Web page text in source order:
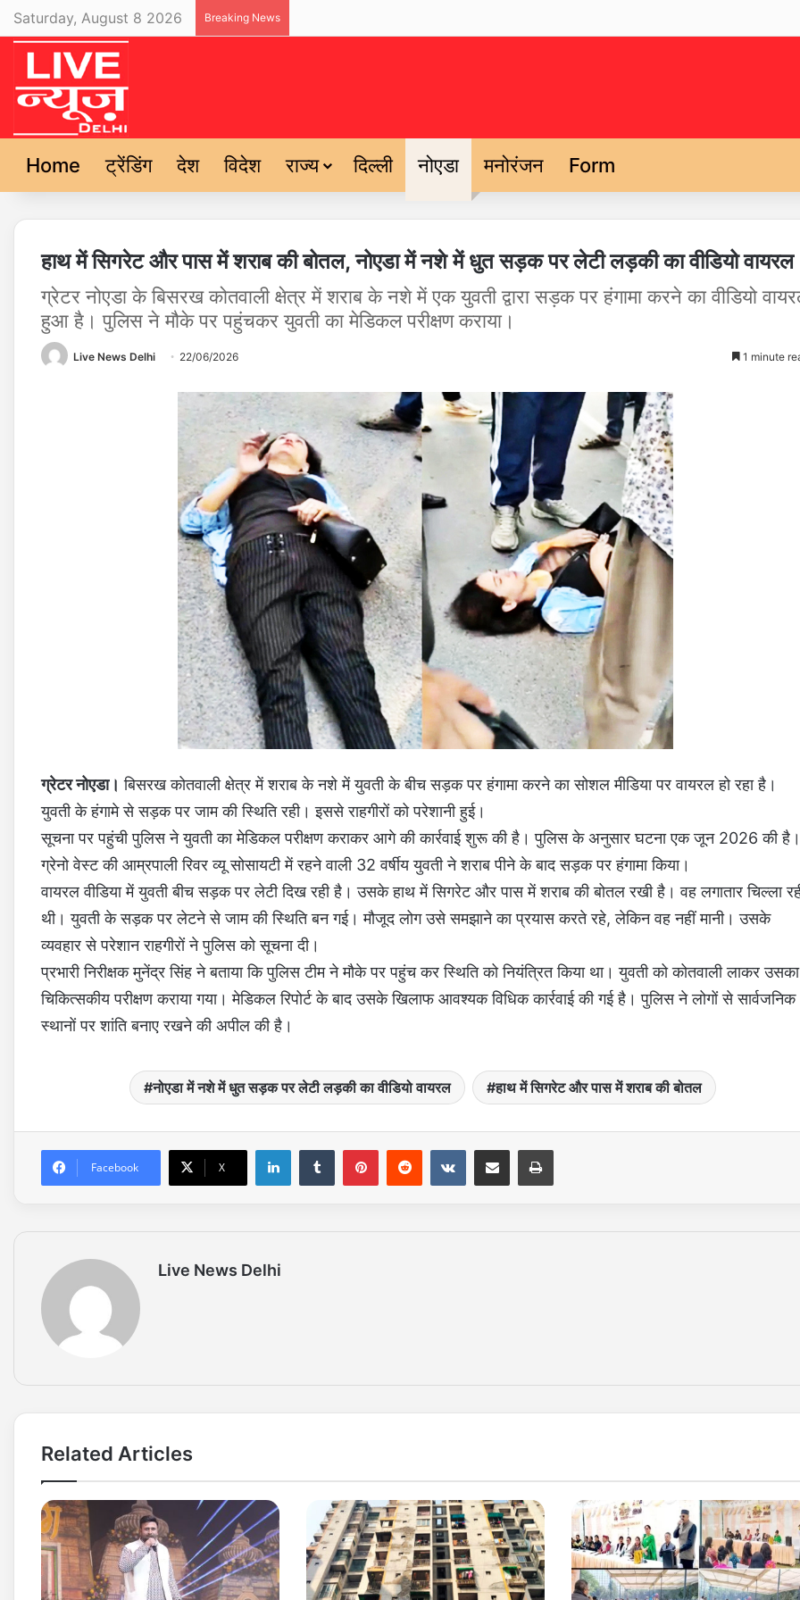
Saturday, August 8 2026 Breaking News
Home ट्रेंडिंग देश विदेश राज्य दिल्ली नोएडा मनोरंजन Form
हाथ में सिगरेट और पास में शराब की बोतल, नोएडा में नशे में धुत सड़क पर लेटी लड़की का वीडियो वायरल
ग्रेटर नोएडा के बिसरख कोतवाली क्षेत्र में शराब के नशे में एक युवती द्वारा सड़क पर हंगामा करने का वीडियो
हुआ है। पुलिस ने मौके पर पहुंचकर युवती का मेडिकल परीक्षण कराया।
Live News Delhi 22/06/2026 1 minute
ग्रेटर नोएडा। बिसरख कोतवाली क्षेत्र में शराब के नशे में युवती के बीच सड़क पर हंगामा करने का सोशल मीडिया पर वायरल हो रहा है।
युवती के हंगामे से सड़क पर जाम की स्थिति रही। इससे राहगीरों को परेशानी हुई।
सूचना पर पहुंची पुलिस ने युवती का मेडिकल परीक्षण कराकर आगे की कार्रवाई शुरू की है। पुलिस के अनुसार घटना एक जून 2026 की है।
ग्रेनो वेस्ट की आम्रपाली रिवर व्यू सोसायटी में रहने वाली 32 वर्षीय युवती ने शराब पीने के बाद सड़क पर हंगामा किया।
वायरल वीडिया में युवती बीच सड़क पर लेटी दिख रही है। उसके हाथ में सिगरेट और पास में शराब की बोतल रखी है। वह लगातार चिल्ला
थी। युवती के सड़क पर लेटने से जाम की स्थिति बन गई। मौजूद लोग उसे समझाने का प्रयास करते रहे, लेकिन वह नहीं मानी। उसके
व्यवहार से परेशान राहगीरों ने पुलिस को सूचना दी।
प्रभारी निरीक्षक मुनेंद्र सिंह ने बताया कि पुलिस टीम ने मौके पर पहुंच कर स्थिति को नियंत्रित किया था। युवती को कोतवाली लाकर उसका
चिकित्सकीय परीक्षण कराया गया। मेडिकल रिपोर्ट के बाद उसके खिलाफ आवश्यक विधिक कार्रवाई की गई है। पुलिस ने लोगों से सार्वजनिक
स्थानों पर शांति बनाए रखने की अपील की है।
नोएडा में नशे में धुत सड़क पर लेटी लड़की का वीडियो वायरल हाथ में सिगरेट और पास में शराब की बोतल
Facebook X
Live News Delhi
Related Articles